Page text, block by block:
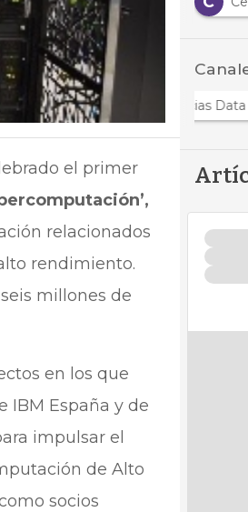
el primer
relacionados
rendimiento.
millones de
en los que
IBM España y de
impulsar el
de Alto
socios
Noticias